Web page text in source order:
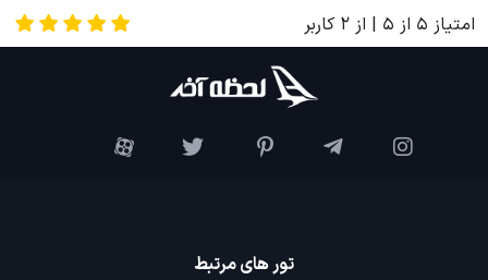
امتیاز 5 از 5 | از 2 کاربر
تور های مرتبط